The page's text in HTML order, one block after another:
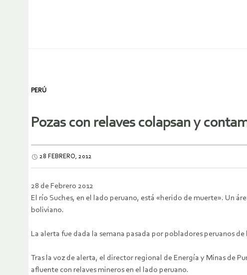
PERÚ
Pozas con relaves colapsan y
28 FEBRERO, 2012
28 de Febrero 2012
El río Suches, en el lado peruano, está «herido de muerte». Un
boliviano.
La alerta fue dada la semana pasada por pobladores peruanos
Tras la voz de alerta, el director regional de Energía y Minas de
afluente con relaves mineros en el lado peruano.